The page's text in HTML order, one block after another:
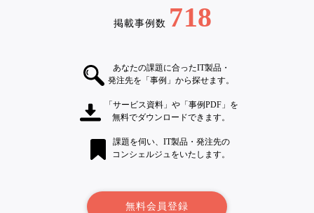
掲載事例数 718
あなたの課題に合ったIT製品・
発注先を「事例」から探せます。
「サービス資料」や「事例PDF」を
無料でダウンロードできます。
課題を伺い、IT製品・発注先の
コンシェルジュをいたします。
無料会員登録